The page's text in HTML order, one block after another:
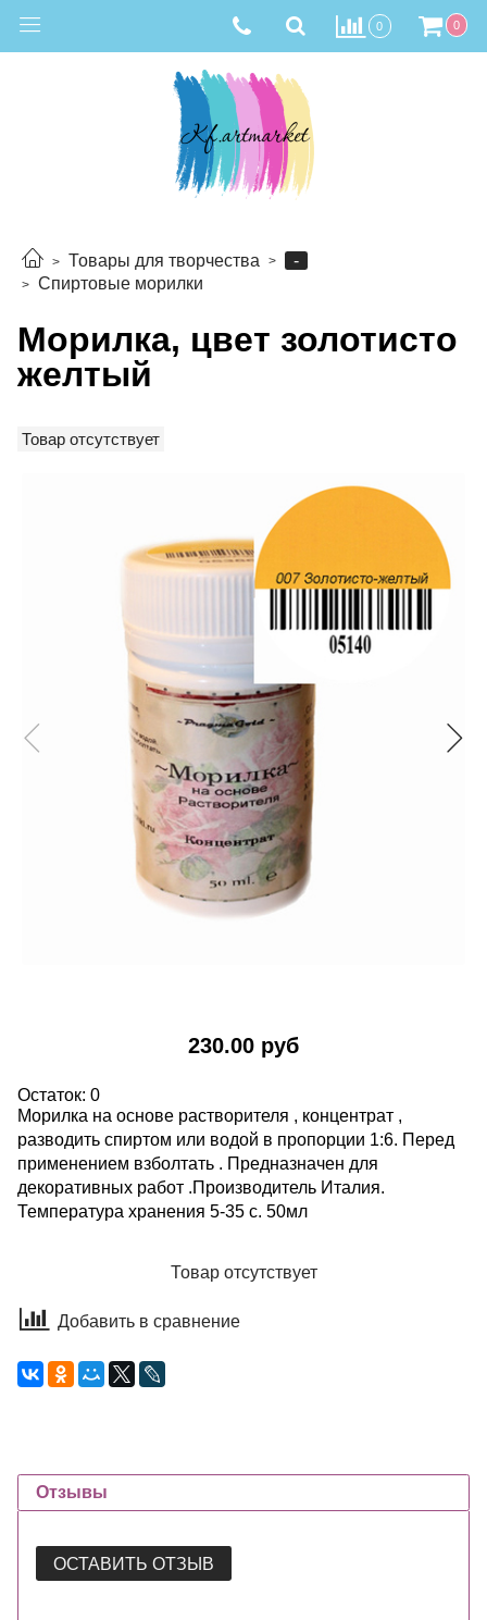
0 0
Товары для творчества
-
Спиртовые морилки
Морилка, цвет золотисто
желтый
Товар отсутствует
230.00 руб
Остаток: 0
Морилка на основе растворителя , концентрат ,
разводить спиртом или водой в пропорции 1:6. Перед
применением взболтать . Предназначен для
декоративных работ .Производитель Италия.
Температура хранения 5-35 с. 50мл
Товар отсутствует
Добавить в сравнение
Отзывы
ОСТАВИТЬ ОТЗЫВ